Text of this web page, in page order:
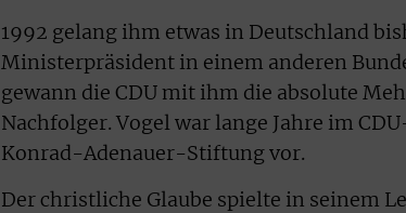
1992 gelang ihm etwas in Deutschland
Ministerpräsident in einem anderen
gewann die CDU mit ihm die absolute
Nachfolger. Vogel war lange Jahre im
Konrad-Adenauer-Stiftung vor.
Der christliche Glaube spielte in seinem